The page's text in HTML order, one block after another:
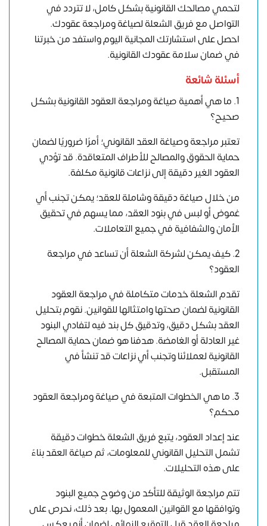
لتحمي مصالحك القانونية بشكل كامل، لا تتردد في
التواصل مع فريق الشعلة لصياغة ومراجعة عقودك.
احصل على استشارتك المجانية اليوم واستفد من خبرتنا
في ضمان سلامة عقودك القانونية.
أسئلة شائعة
1. ما هي أهمية صياغة ومراجعة العقود القانونية بشكل
صحيح؟
تعتبر مراجعة وصياغة العقد القانوني؛ أمرًا ضروريًا لضمان
حماية الحقوق والمصالح للأطراف المتعاقدة. قد تؤدي
العقود الغير دقيقة إلى نزاعات قانونية مكلفة.
من خلال صياغة دقيقة وشاملة للعقد؛ يمكن تجنب أي
غموض أو لبس في بنود العقد، مما يسهم في تحقيق
الأمان والشفافية في جميع التعاملات.
2. كيف يمكن لشركة الشعلة أن تساعد في مراجعة
العقود؟
تقدم الشعلة خدمات متكاملة في مراجعة العقود
القانونية لضمان صحتها وامتثالها للقوانين. نقوم بتحليل
العقد بشكل دقيق، وتدقيق كل بند فيه لتفادي البنود
غير العادلة أو الغامضة. هدفنا هو ضمان حماية المصالح
القانونية لعملائنا وتجنب أي نزاعات قد تنشأ في
المستقبل.
3. ما هي الخطوات المتبعة في صياغة ومراجعة العقود
محكم؟
عند إعداد العقود، يتبع فريق الشعلة خطوات دقيقة
تشمل التحليل القانوني للمعلومات، ثم صياغة العقد بناءً
على هذه التحليلات.
تتم مراجعة الوثيقة للتأكد من وضوح جميع البنود
وتوافقها مع القوانين المعمول بها. بعد ذلك، نحرص على